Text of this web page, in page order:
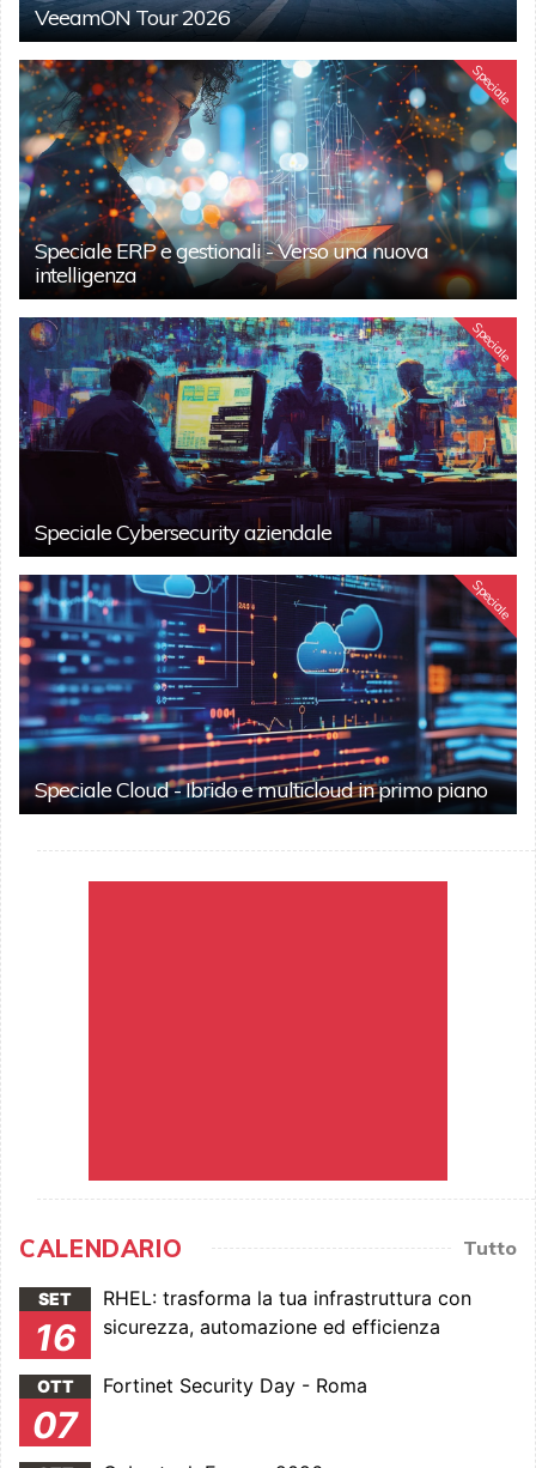
VeeamON Tour 2026
Speciale
Speciale ERP e gestionali - Verso una nuova
intelligenza
Speciale
Speciale Cybersecurity aziendale
Speciale
Speciale Cloud - Ibrido e multicloud in primo piano
CALENDARIO Tutto
SET
16
RHEL: trasforma la tua infrastruttura con
sicurezza, automazione ed efficienza
OTT
07
Fortinet Security Day - Roma